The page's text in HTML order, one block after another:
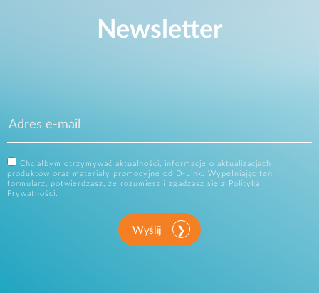
Newsletter
Chciałbym otrzymywać aktualności, informacje o aktualizacjach
produktów oraz materiały promocyjne od D-Link. Wypełniając ten
formularz, potwierdzasz, że rozumiesz i zgadzasz się z
Polityką
Prywatności.
Wyślij